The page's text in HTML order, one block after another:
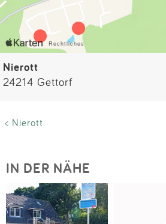
Impressum
Nierott
24214 Gettorf
< Nierott
IN DER NÄHE